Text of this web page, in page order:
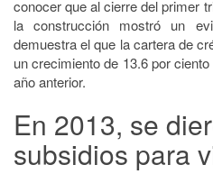
conocer que al cierre del primer
la construcción mostró un
demuestra el que la cartera de
un crecimiento de 13.6 por
año anterior.
En 2013, se
subsidios para